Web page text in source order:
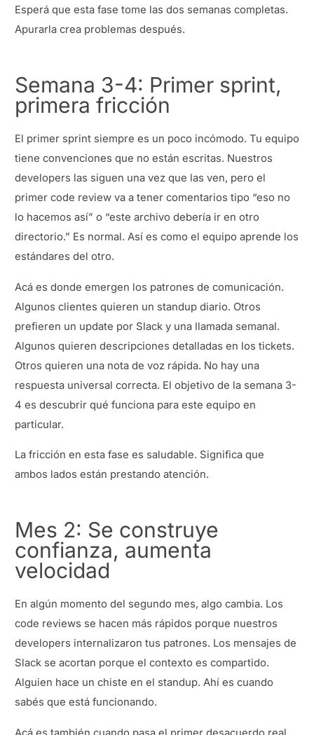
Esperá que esta fase tome las dos semanas completas.
Apurarla crea problemas después.
Semana 3-4: Primer sprint,
primera fricción
El primer sprint siempre es un poco incómodo. Tu equipo
tiene convenciones que no están escritas. Nuestros
developers las siguen una vez que las ven, pero el
primer code review va a tener comentarios tipo “eso no
lo hacemos así” o “este archivo debería ir en otro
directorio.” Es normal. Así es como el equipo aprende los
estándares del otro.
Acá es donde emergen los patrones de comunicación.
Algunos clientes quieren un standup diario. Otros
prefieren un update por Slack y una llamada semanal.
Algunos quieren descripciones detalladas en los tickets.
Otros quieren una nota de voz rápida. No hay una
respuesta universal correcta. El objetivo de la semana 3-
4 es descubrir qué funciona para este equipo en
particular.
La fricción en esta fase es saludable. Significa que
ambos lados están prestando atención.
Mes 2: Se construye
confianza, aumenta
velocidad
En algún momento del segundo mes, algo cambia. Los
code reviews se hacen más rápidos porque nuestros
developers internalizaron tus patrones. Los mensajes de
Slack se acortan porque el contexto es compartido.
Alguien hace un chiste en el standup. Ahí es cuando
sabés que está funcionando.